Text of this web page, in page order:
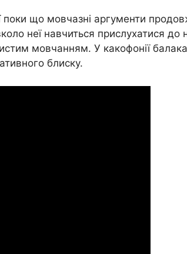
поки що мовчазні аргументи
неї навчиться прислухатися
мовчанням. У какофонії
блиску.